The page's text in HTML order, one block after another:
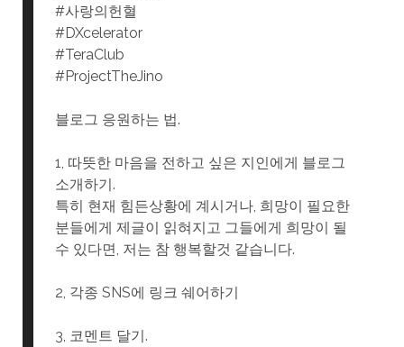
#사랑의헌혈
#DXcelerator
#TeraClub
#ProjectTheJino
블로그 응원하는 법.
1, 따뜻한 마음을 전하고 싶은 지인에게 블로그
소개하기.
특히 현재 힘든상황에 계시거나, 희망이 필요한
분들에게 제글이 읽혀지고 그들에게 희망이 될
수 있다면, 저는 참 행복할것 같습니다.
2, 각종 SNS에 링크 쉐어하기
3, 코멘트 달기.